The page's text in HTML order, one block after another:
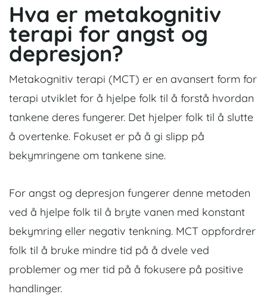
Hva er metakognitiv
terapi for angst og
depresjon?
Metakognitiv terapi (MCT) er en avansert form for
terapi utviklet for å hjelpe folk til å forstå hvordan
tankene deres fungerer. Det hjelper folk til å slutte
å overtenke. Fokuset er på å gi slipp på
bekymringene om tankene sine.
For angst og depresjon fungerer denne metoden
ved å hjelpe folk til å bryte vanen med konstant
bekymring eller negativ tenkning. MCT oppfordrer
folk til å bruke mindre tid på å dvele ved
problemer og mer tid på å fokusere på positive
handlinger.